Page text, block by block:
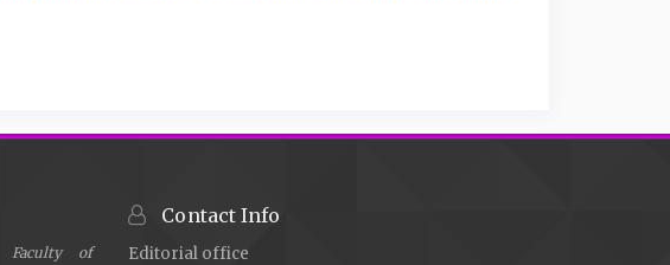
S. (2018) 'Understanding the impact of social media usage among
Faculty of
Contact Info
Editorial office